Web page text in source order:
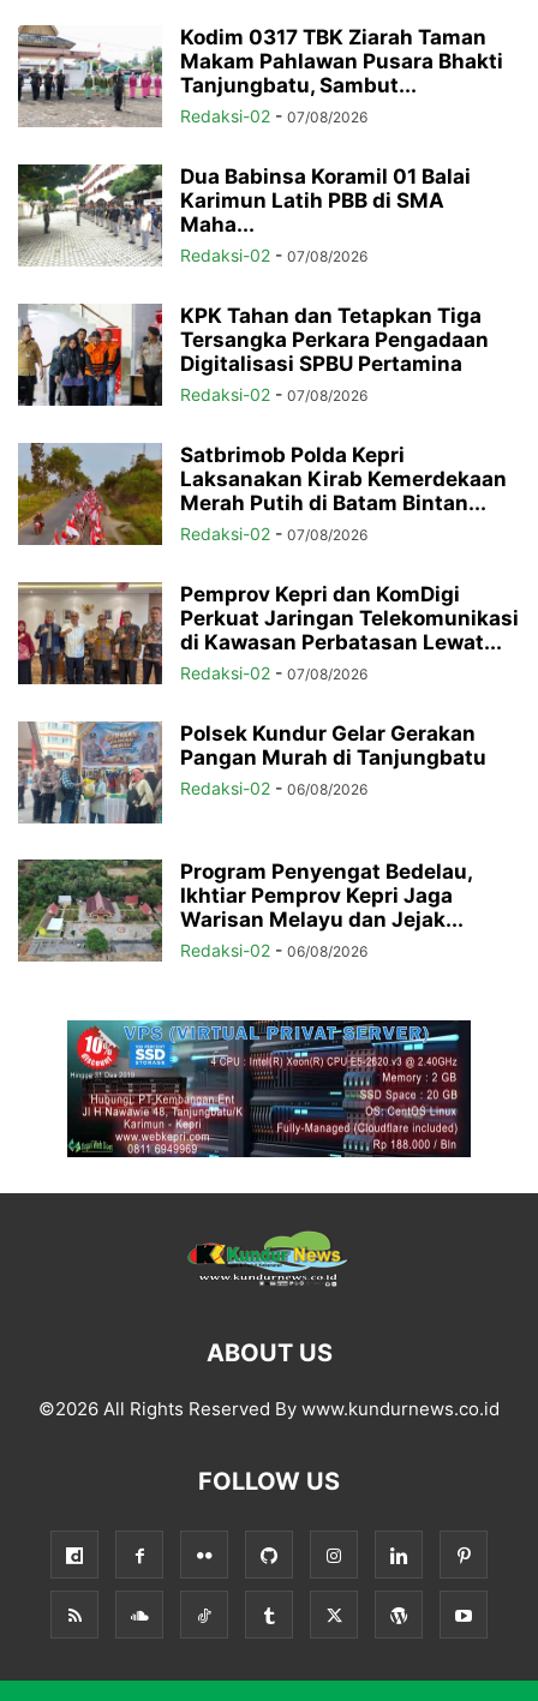
Kodim 0317 TBK Ziarah Taman
Makam Pahlawan Pusara Bhakti
Tanjungbatu, Sambut...
Redaksi-02 - 07/08/2026
Dua Babinsa Koramil 01 Balai
Karimun Latih PBB di SMA
Maha...
Redaksi-02 - 07/08/2026
KPK Tahan dan Tetapkan Tiga
Tersangka Perkara Pengadaan
Digitalisasi SPBU Pertamina
Redaksi-02 - 07/08/2026
Satbrimob Polda Kepri
Laksanakan Kirab Kemerdekaan
Merah Putih di Batam Bintan...
Redaksi-02 - 07/08/2026
Pemprov Kepri dan KomDigi
Perkuat Jaringan Telekomunikasi
di Kawasan Perbatasan Lewat...
Redaksi-02 - 07/08/2026
Polsek Kundur Gelar Gerakan
Pangan Murah di Tanjungbatu
Redaksi-02 - 06/08/2026
Program Penyengat Bedelau,
Ikhtiar Pemprov Kepri Jaga
Warisan Melayu dan Jejak...
Redaksi-02 - 06/08/2026
ABOUT US
©2026 All Rights Reserved By www.kundurnews.co.id
FOLLOW US